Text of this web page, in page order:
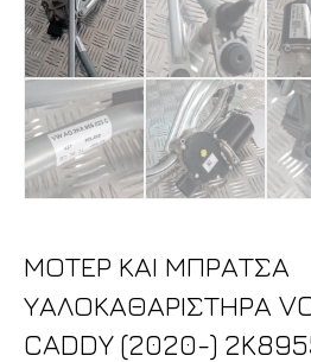
ΜΟΤΕΡ ΚΑΙ ΜΠΡΑΤΣΑ
ΥΑΛΟΚΑΘΑΡΙΣΤΗΡΑ
CADDY (2020-)